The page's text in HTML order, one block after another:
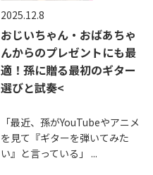
2025.12.8
おじいちゃん・おばあちゃ
んからのプレゼントにも最
適！孫に贈る最初のギター
選びと試奏<
「最近、孫がYouTubeやアニメ
を見て『ギターを弾いてみた
い』と言っている」 ...